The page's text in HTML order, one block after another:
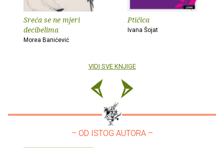
Sreća se ne mjeri
decibelima
Morea Banićević
Ptičica
Ivana Šojat
VIDI SVE KNJIGE
– OD ISTOG AUTORA –